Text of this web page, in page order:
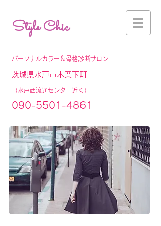
Style Chic
パーソナルカラー＆骨格診断サロン
茨城県水戸市木葉下町
（水戸西流通センター近く）
090-5501-4861